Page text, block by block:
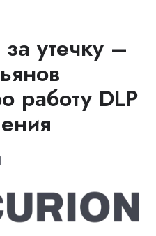
утечку –
работу DLP